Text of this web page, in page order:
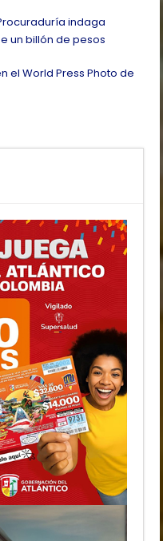
indaga
un billón de pesos
el World Press Photo de